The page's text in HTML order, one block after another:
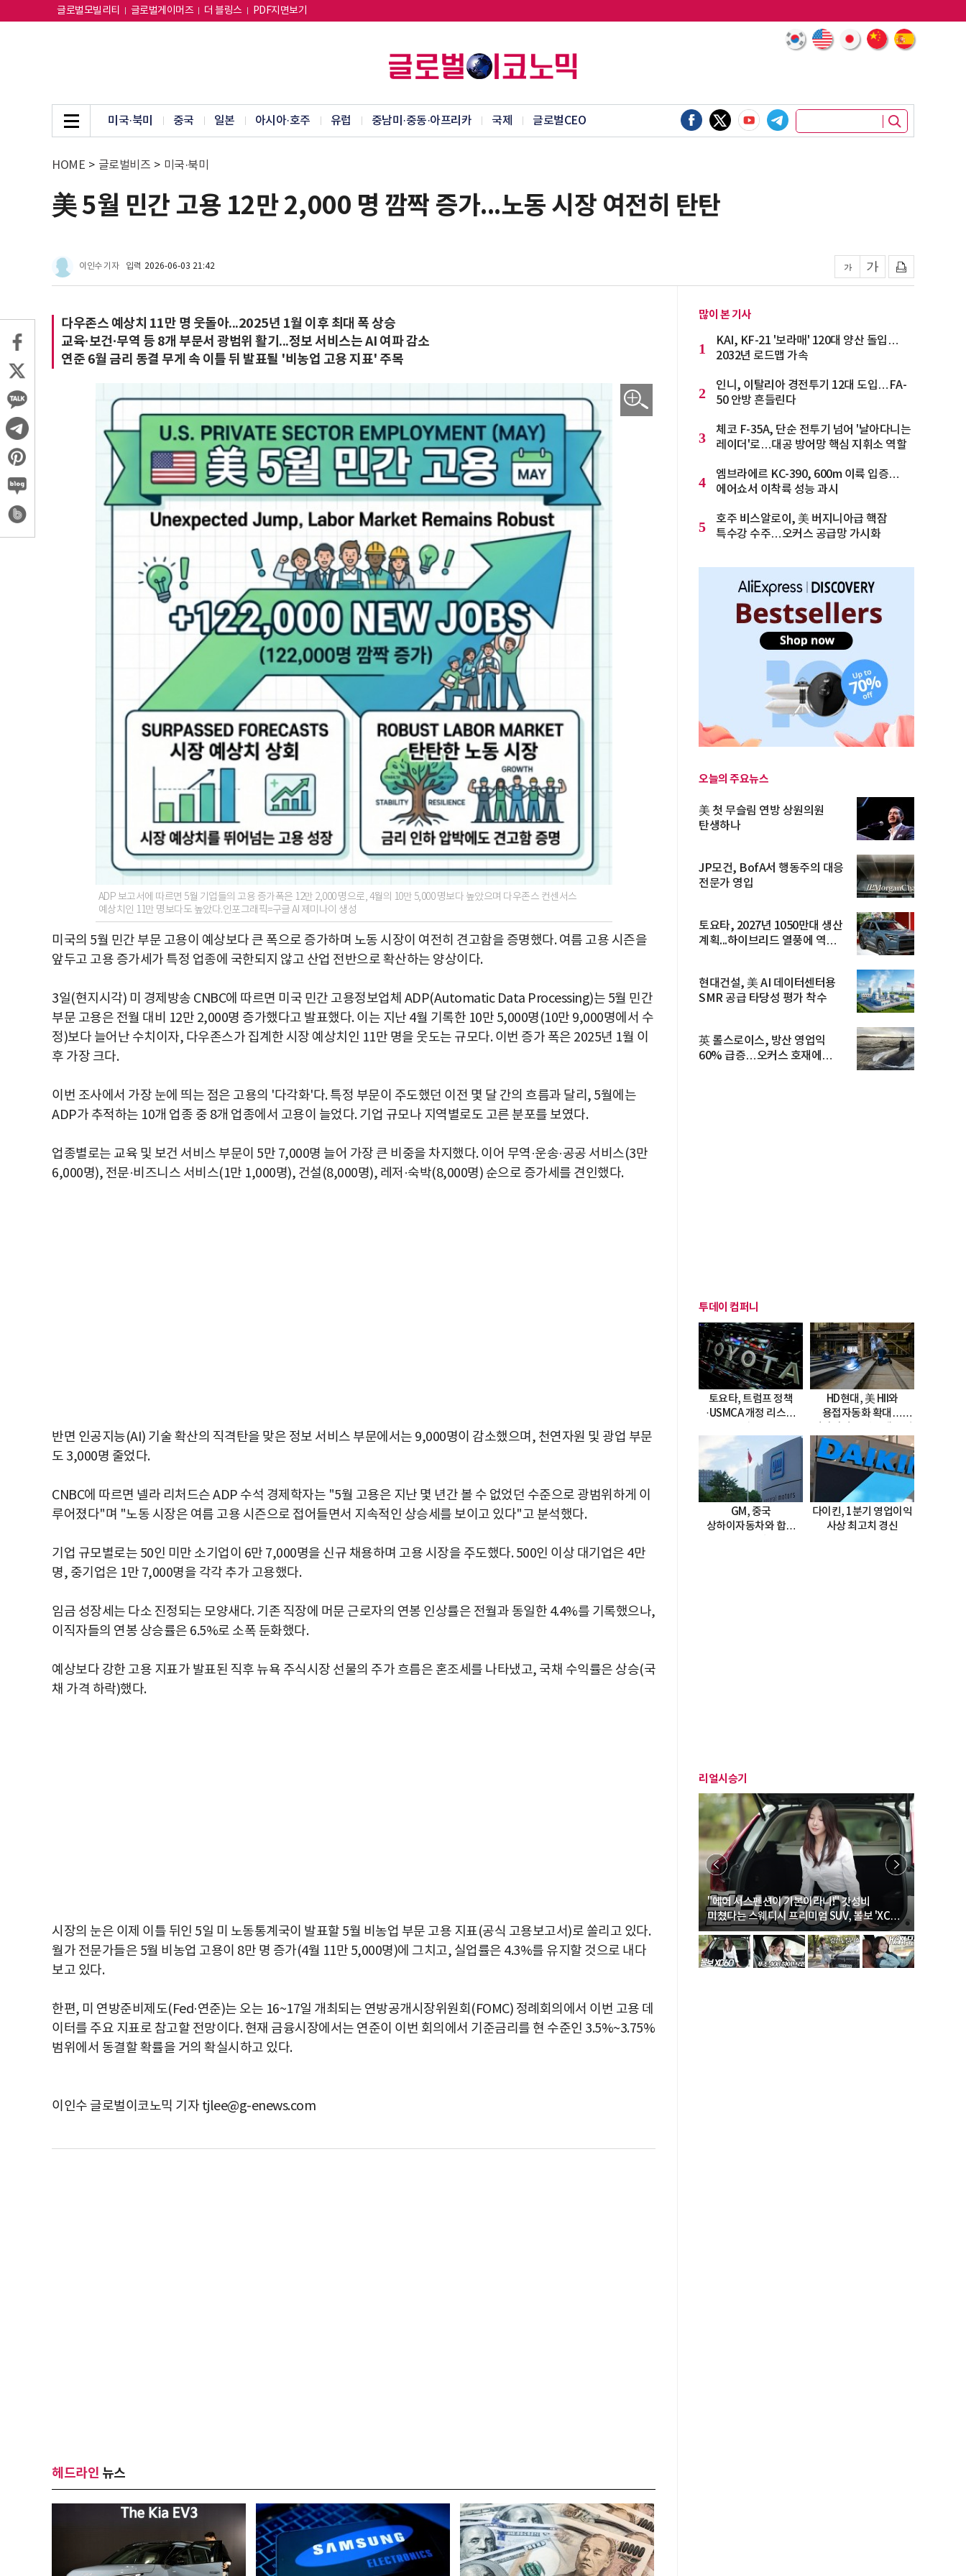
글로벌모빌리티 글로벌게이머즈 더 블링스 PDF지면보기
미국·북미 중국 일본 아시아·호주 유럽 중남미·중동·아프리카 국제 글로벌CEO
HOME > 글로벌비즈 > 미국·북미
美 5월 민간 고용 12만 2,000 명 깜짝 증가...노동 시장 여전히 탄탄
이인수 기자 입력 2026-06-03 21:42
다우존스 예상치 11만 명 웃돌아...2025년 1월 이후 최대 폭 상승
교육·보건·무역 등 8개 부문서 광범위 활기...정보 서비스는 AI 여파 감소
연준 6월 금리 동결 무게 속 이틀 뒤 발표될 '비농업 고용 지표' 주목
ADP 보고서에 따르면 5월 기업들의 고용 증가폭은 12만 2,000 명으로, 4월의 10만 5,000 명보다 높았으며 다우존스 컨센서스
예상치인 11만 명보다도 높았다.인포그래픽=구글 AI 제미나이 생성
미국의 5월 민간 부문 고용이 예상보다 큰 폭으로 증가하며 노동 시장이 여전히 견고함을 증명했다. 여름 고용 시즌을
앞두고 고용 증가세가 특정 업종에 국한되지 않고 산업 전반으로 확산하는 양상이다.
3일(현지시각) 미 경제방송 CNBC에 따르면 미국 민간 고용정보업체 ADP(Automatic Data Processing)는 5월 민간
부문 고용은 전월 대비 12만 2,000명 증가했다고 발표했다. 이는 지난 4월 기록한 10만 5,000명(10만 9,000명에서 수
정)보다 늘어난 수치이자, 다우존스가 집계한 시장 예상치인 11만 명을 웃도는 규모다. 이번 증가 폭은 2025년 1월 이
후 가장 크다.
이번 조사에서 가장 눈에 띄는 점은 고용의 '다각화'다. 특정 부문이 주도했던 이전 몇 달 간의 흐름과 달리, 5월에는
ADP가 추적하는 10개 업종 중 8개 업종에서 고용이 늘었다. 기업 규모나 지역별로도 고른 분포를 보였다.
업종별로는 교육 및 보건 서비스 부문이 5만 7,000명 늘어 가장 큰 비중을 차지했다. 이어 무역·운송·공공 서비스(3만
6,000명), 전문·비즈니스 서비스(1만 1,000명), 건설(8,000명), 레저·숙박(8,000명) 순으로 증가세를 견인했다.
반면 인공지능(AI) 기술 확산의 직격탄을 맞은 정보 서비스 부문에서는 9,000명이 감소했으며, 천연자원 및 광업 부문
도 3,000명 줄었다.
CNBC에 따르면 넬라 리처드슨 ADP 수석 경제학자는 "5월 고용은 지난 몇 년간 볼 수 없었던 수준으로 광범위하게 이
루어졌다"며 "노동 시장은 여름 고용 시즌으로 접어들면서 지속적인 상승세를 보이고 있다"고 분석했다.
기업 규모별로는 50인 미만 소기업이 6만 7,000명을 신규 채용하며 고용 시장을 주도했다. 500인 이상 대기업은 4만
명, 중기업은 1만 7,000명을 각각 추가 고용했다.
임금 성장세는 다소 진정되는 모양새다. 기존 직장에 머문 근로자의 연봉 인상률은 전월과 동일한 4.4%를 기록했으나,
이직자들의 연봉 상승률은 6.5%로 소폭 둔화했다.
예상보다 강한 고용 지표가 발표된 직후 뉴욕 주식시장 선물의 주가 흐름은 혼조세를 나타냈고, 국채 수익률은 상승(국
채 가격 하락)했다.
시장의 눈은 이제 이틀 뒤인 5일 미 노동통계국이 발표할 5월 비농업 부문 고용 지표(공식 고용보고서)로 쏠리고 있다.
월가 전문가들은 5월 비농업 고용이 8만 명 증가(4월 11만 5,000명)에 그치고, 실업률은 4.3%를 유지할 것으로 내다
보고 있다.
한편, 미 연방준비제도(Fed·연준)는 오는 16~17일 개최되는 연방공개시장위원회(FOMC) 정례회의에서 이번 고용 데
이터를 주요 지표로 참고할 전망이다. 현재 금융시장에서는 연준이 이번 회의에서 기준금리를 현 수준인 3.5%~3.75%
범위에서 동결할 확률을 거의 확실시하고 있다.
이인수 글로벌이코노믹 기자 tjlee@g-enews.com
헤드라인 뉴스
많이 본 기사
1
KAI, KF-21 '보라매' 120대 양산 돌입…
2032년 로드맵 가속
2
인니, 이탈리아 경전투기 12대 도입…FA-
50 안방 흔들린다
3
체코 F-35A, 단순 전투기 넘어 '날아다니는
레이더'로…대공 방어망 핵심 지휘소 역할
4
엠브라에르 KC-390, 600m 이륙 입증…
에어쇼서 이착륙 성능 과시
5
호주 비스알로이, 美 버지니아급 핵잠
특수강 수주…오커스 공급망 가시화
오늘의 주요뉴스
美 첫 무슬림 연방 상원의원
탄생하나
JP모건, BofA서 행동주의 대응
전문가 영입
토요타, 2027년 1050만대 생산
계획...하이브리드 열풍에 역대
현대건설, 美 AI 데이터센터용
SMR 공급 타당성 평가 착수
英 롤스로이스, 방산 영업익
60% 급증…오커스 호재에
투데이 컴퍼니
토요타, 트럼프 정책
·USMCA 개정 리스크
HD현대, 美 HII와
용접자동화 확대…
도입
GM, 중국
상하이자동차와 합작
다이킨, 1분기 영업이익
사상 최고치 경신
리얼시승기
"에어 서스펜션이 기본이라니!" 갓성비
미쳤다는 스웨디시 프리미엄 SUV, 볼보 'XC60
B5 울트라'